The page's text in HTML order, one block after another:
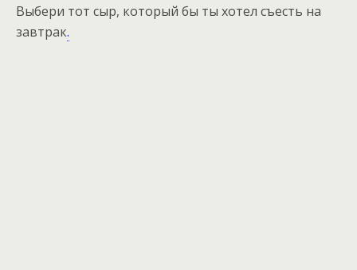
Выбери тот сыр, который бы ты хотел съесть на
завтрак.